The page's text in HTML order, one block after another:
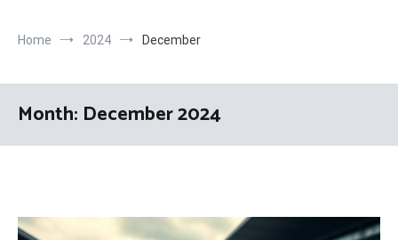
Home 2024 December
Month: December 2024